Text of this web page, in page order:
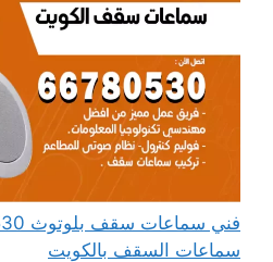
سماعات السقف بالكويت